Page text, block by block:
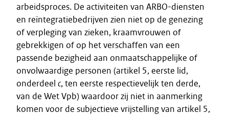
arbeidsproces. De activiteiten van ARBO-diensten
en reïntegratiebedrijven zien niet op de genezing
of verpleging van zieken, kraamvrouwen of
gebrekkigen of op het verschaffen van een
passende bezigheid aan onmaatschappelijke of
onvolwaardige personen (artikel 5, eerste lid,
onderdeel c, ten eerste respectievelijk ten derde,
van de Wet Vpb) waardoor zij niet in aanmerking
komen voor de subjectieve vrijstelling van artikel 5,